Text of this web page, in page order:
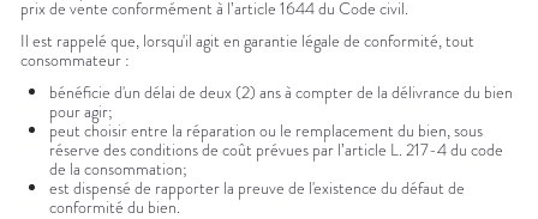
prix de vente conformément à l’article 1644 du Code civil.
Il est rappelé que, lorsqu'il agit en garantie légale de conformité, tout
consommateur :
bénéficie d'un délai de deux (2) ans à compter de la délivrance du bien
pour agir;
peut choisir entre la réparation ou le remplacement du bien, sous
réserve des conditions de coût prévues par l’article L. 217-4 du code
de la consommation;
est dispensé de rapporter la preuve de l'existence du défaut de
conformité du bien.